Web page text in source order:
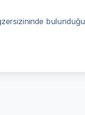
bulunduğu